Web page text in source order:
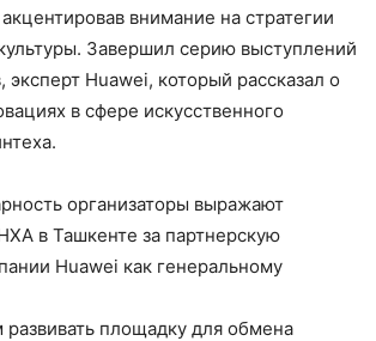
внимание на стратегии
Завершил серию выступлений
Huawei, который рассказал о
в сфере искусственного
организаторы выражают
в Ташкенте за партнерскую
Huawei как генеральному
площадку для обмена